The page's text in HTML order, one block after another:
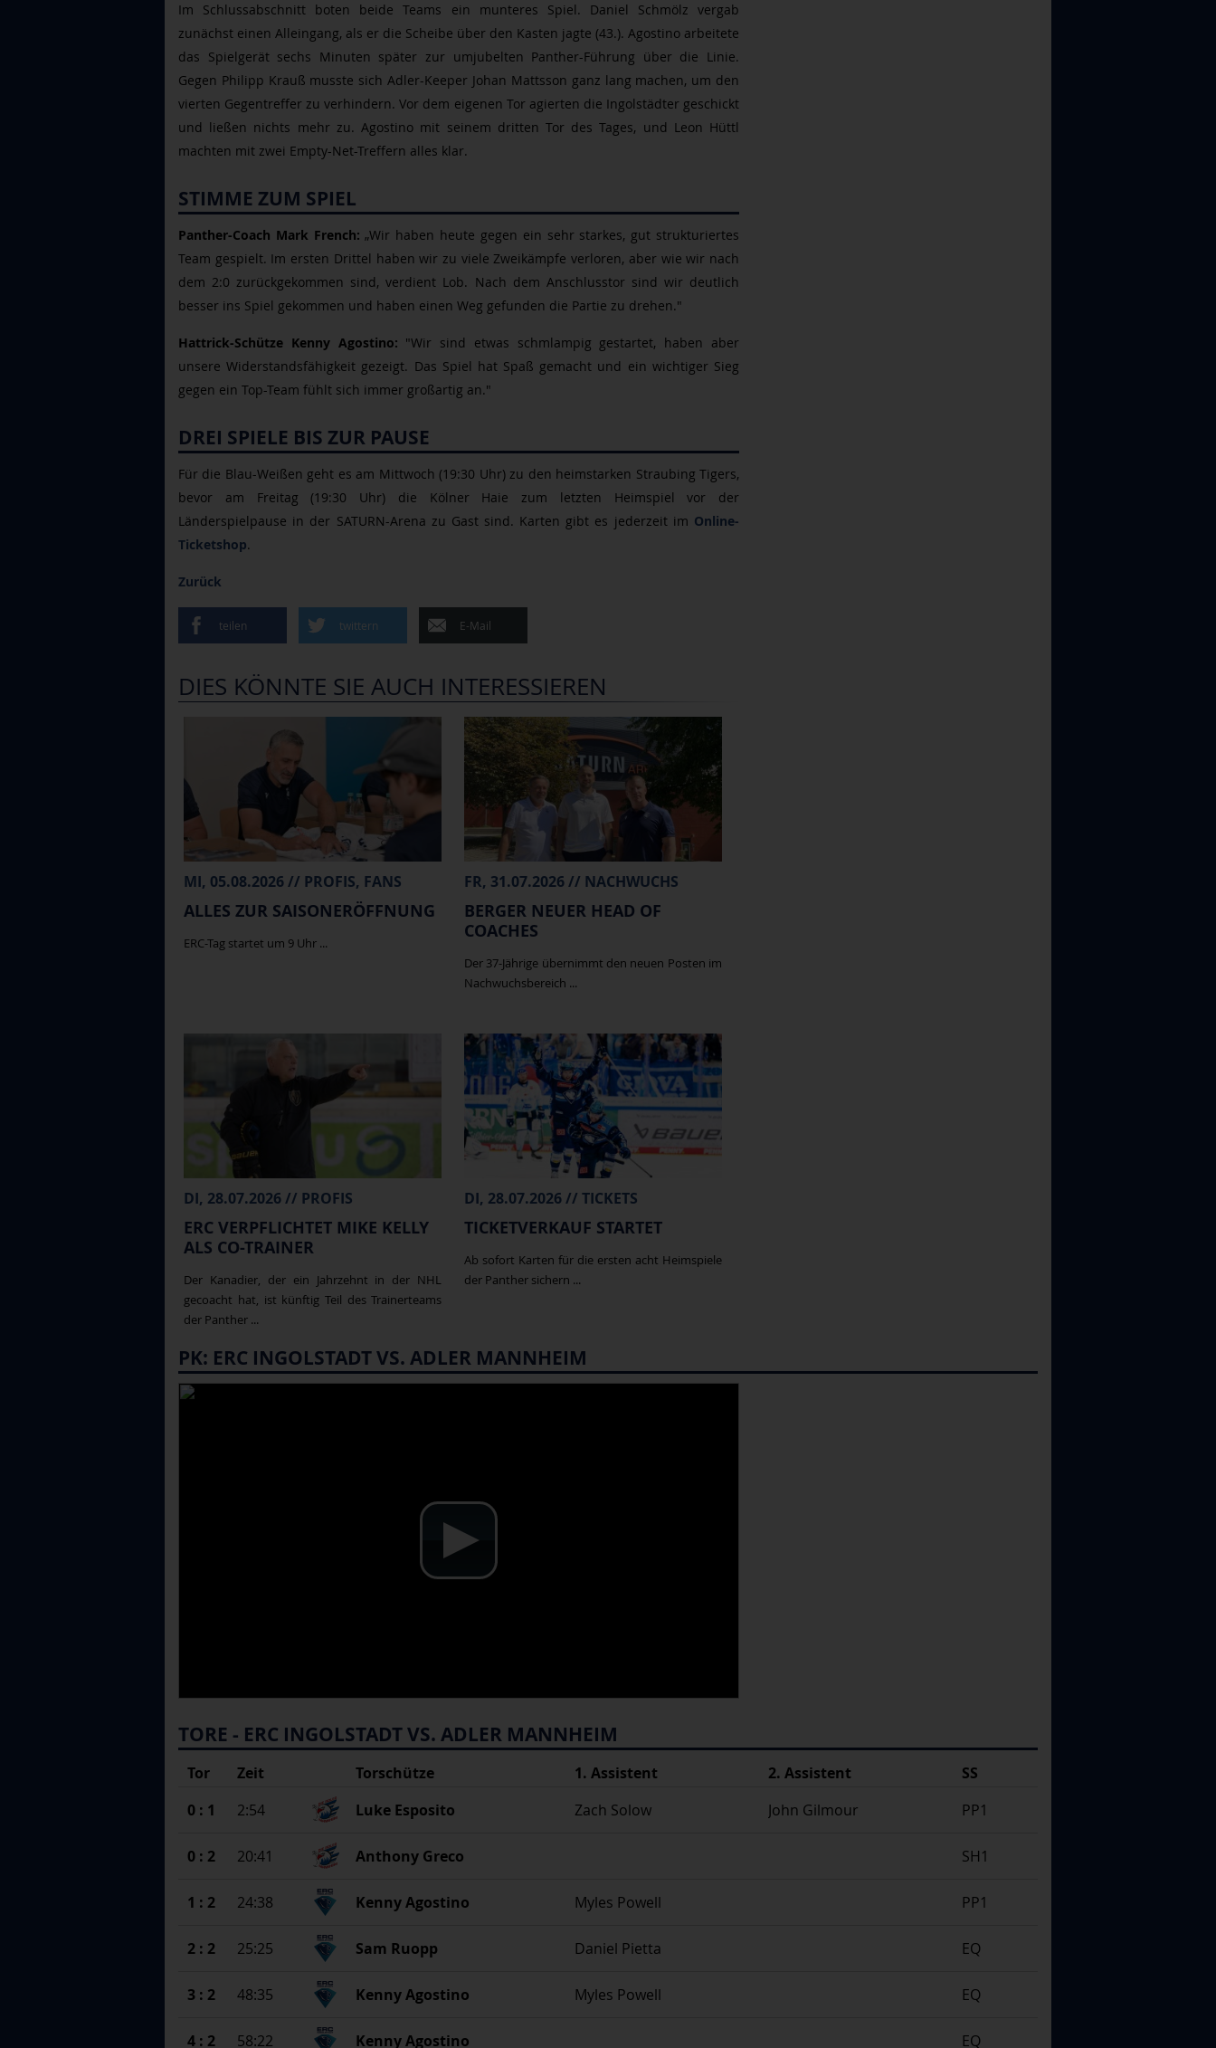
Im Schlussabschnitt boten beide Teams ein munteres Spiel. Daniel Schmölz vergab
zunächst einen Alleingang, als er die Scheibe über den Kasten jagte (43.). Agostino arbeitete
das Spielgerät sechs Minuten später zur umjubelten Panther-Führung über die Linie.
Gegen Philipp Krauß musste sich Adler-Keeper Johan Mattsson ganz lang machen, um den
vierten Gegentreffer zu verhindern. Vor dem eigenen Tor agierten die Ingolstädter geschickt
und ließen nichts mehr zu. Agostino mit seinem dritten Tor des Tages, und Leon Hüttl
machten mit zwei Empty-Net-Treffern alles klar.
STIMME ZUM SPIEL
Panther-Coach Mark French: „Wir haben heute gegen ein sehr starkes, gut strukturiertes
Team gespielt. Im ersten Drittel haben wir zu viele Zweikämpfe verloren, aber wie wir nach
dem 2:0 zurückgekommen sind, verdient Lob. Nach dem Anschlusstor sind wir deutlich
besser ins Spiel gekommen und haben einen Weg gefunden die Partie zu drehen."
Hattrick-Schütze Kenny Agostino: "Wir sind etwas schmlampig gestartet, haben aber
unsere Widerstandsfähigkeit gezeigt. Das Spiel hat Spaß gemacht und ein wichtiger Sieg
gegen ein Top-Team fühlt sich immer großartig an."
DREI SPIELE BIS ZUR PAUSE
Für die Blau-Weißen geht es am Mittwoch (19:30 Uhr) zu den heimstarken Straubing Tigers,
bevor am Freitag (19:30 Uhr) die Kölner Haie zum letzten Heimspiel vor der
Länderspielpause in der SATURN-Arena zu Gast sind. Karten gibt es jederzeit im Online-
Ticketshop.
Zurück
teilen twittern E-Mail
DIES KÖNNTE SIE AUCH INTERESSIEREN
MI, 05.08.2026 // PROFIS, FANS
ALLES ZUR SAISONERÖFFNUNG
ERC-Tag startet um 9 Uhr ...
FR, 31.07.2026 // NACHWUCHS
BERGER NEUER HEAD OF
COACHES
Der 37-Jährige übernimmt den neuen Posten im
Nachwuchsbereich ...
DI, 28.07.2026 // PROFIS
ERC VERPFLICHTET MIKE KELLY
ALS CO-TRAINER
Der Kanadier, der ein Jahrzehnt in der NHL
gecoacht hat, ist künftig Teil des Trainerteams
der Panther ...
DI, 28.07.2026 // TICKETS
TICKETVERKAUF STARTET
Ab sofort Karten für die ersten acht Heimspiele
der Panther sichern ...
PK: ERC INGOLSTADT VS. ADLER MANNHEIM
TORE - ERC INGOLSTADT VS. ADLER MANNHEIM
Tor Zeit Torschütze 1. Assistent 2. Assistent
SS
0 : 1
2:54 Luke Esposito Zach Solow John Gilmour PP1
0 : 2 20:41 Anthony Greco SH1
1 : 2 24:38 Kenny Agostino Myles Powell PP1
2 : 2 25:25 Sam Ruopp Daniel Pietta EQ
3 : 2 48:35 Kenny Agostino Myles Powell EQ
4 : 2 58:22 Kenny Agostino EQ